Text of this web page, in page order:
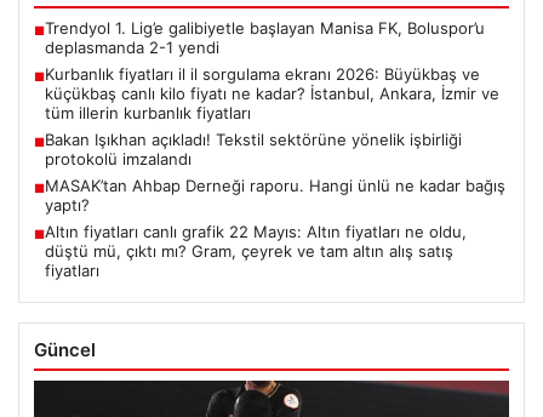
■Trendyol 1. Lig’e galibiyetle başlayan Manisa FK, Boluspor’u
deplasmanda 2-1 yendi
■Kurbanlık fiyatları il il sorgulama ekranı 2026: Büyükbaş ve
küçükbaş canlı kilo fiyatı ne kadar? İstanbul, Ankara, İzmir ve
tüm illerin kurbanlık fiyatları
■Bakan Işıkhan açıkladı! Tekstil sektörüne yönelik işbirliği
protokolü imzalandı
■MASAK’tan Ahbap Derneği raporu. Hangi ünlü ne kadar bağış
yaptı?
■Altın fiyatları canlı grafik 22 Mayıs: Altın fiyatları ne oldu,
düştü mü, çıktı mı? Gram, çeyrek ve tam altın alış satış
fiyatları
Güncel